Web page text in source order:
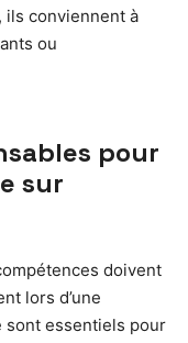
ils conviennent à
ou
pour
sur
doivent
lors d’une
sont essentiels pour